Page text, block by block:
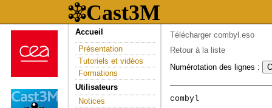
Accueil
Présentation
Tutoriels et vidéos
Formations
Utilisateurs
Notices
Télécharger combyl.eso
Retour à la liste
Numérotation des lignes :